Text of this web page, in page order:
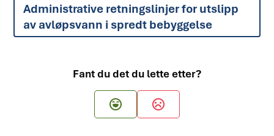
Administrative retningslinjer for utslipp
av avløpsvann i spredt bebyggelse
Fant du det du lette etter?
Ja Nei